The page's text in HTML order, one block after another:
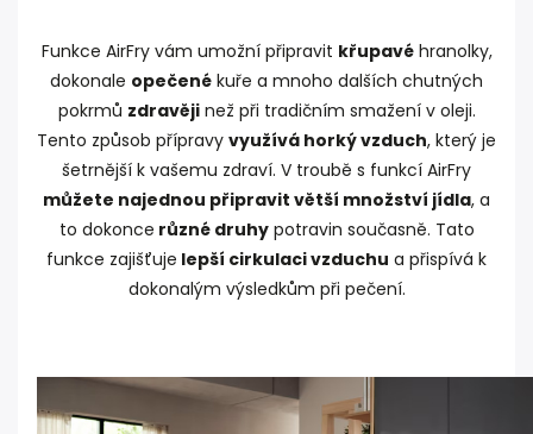
Funkce AirFry vám umožní připravit křupavéhranolky,
dokonale opečené kuře a mnoho dalších chutných
pokrmů zdravějinež při tradičním smažení v oleji.
Tento způsob přípravy využívá horký vzduch, který je
šetrnější k vašemu zdraví. V troubě s funkcí AirFry
můžete najednou připravit větší množství jídla, a
to dokonce různé druhypotravin současně. Tato
funkce zajišťuje lepší cirkulaci vzduchu a přispívá k
dokonalým výsledkům při pečení.